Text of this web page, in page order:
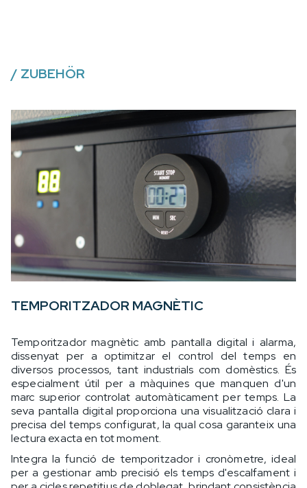
/ ZUBEHÖR
TEMPORITZADOR MAGNÈTIC
Temporitzador magnètic amb pantalla digital i alarma,
dissenyat per a optimitzar el control del temps en
diversos processos, tant industrials com domèstics. És
especialment útil per a màquines que manquen d'un
marc superior controlat automàticament per temps. La
seva pantalla digital proporciona una visualització clara i
precisa del temps configurat, la qual cosa garanteix una
lectura exacta en tot moment.
Integra la funció de temporitzador i cronòmetre, ideal
per a gestionar amb precisió els temps d'escalfament i